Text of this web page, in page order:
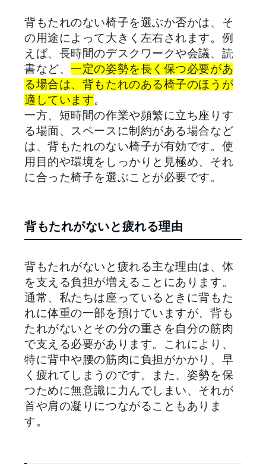
背もたれのない椅子を選ぶか否かは、そ
の用途によって大きく左右されます。例
えば、長時間のデスクワークや会議、読
書など、一定の姿勢を長く保つ必要があ
る場合は、背もたれのある椅子のほうが
適しています。
一方、短時間の作業や頻繁に立ち座りす
る場面、スペースに制約がある場合など
は、背もたれのない椅子が有効です。使
用目的や環境をしっかりと見極め、それ
に合った椅子を選ぶことが必要です。
背もたれがないと疲れる理由
背もたれがないと疲れる主な理由は、体
を支える負担が増えることにあります。
通常、私たちは座っているときに背もた
れに体重の一部を預けていますが、背も
たれがないとその分の重さを自分の筋肉
で支える必要があります。これにより、
特に背中や腰の筋肉に負担がかかり、早
く疲れてしまうのです。また、姿勢を保
つために無意識に力んでしまい、それが
首や肩の凝りにつながることもありま
す。